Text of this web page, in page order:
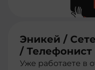
Эникей /
/ Телефонист
Уже работаете в